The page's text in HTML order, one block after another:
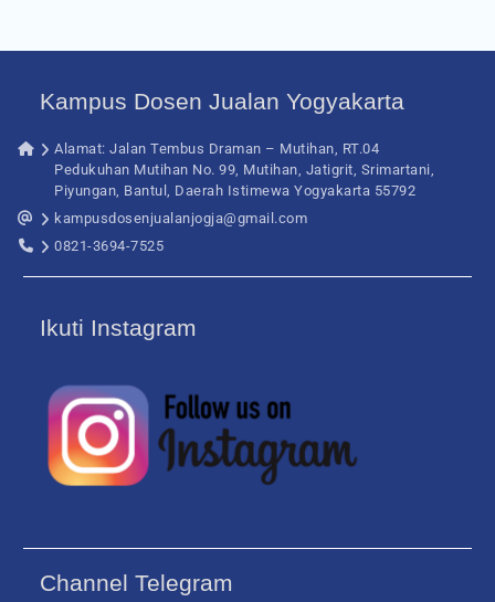
Kampus Dosen Jualan Yogyakarta
Alamat: Jalan Tembus Draman – Mutihan, RT.04
Pedukuhan Mutihan No. 99, Mutihan, Jatigrit, Srimartani,
Piyungan, Bantul, Daerah Istimewa Yogyakarta 55792
kampusdosenjualanjogja@gmail.com
0821-3694-7525
Ikuti Instagram
Channel Telegram